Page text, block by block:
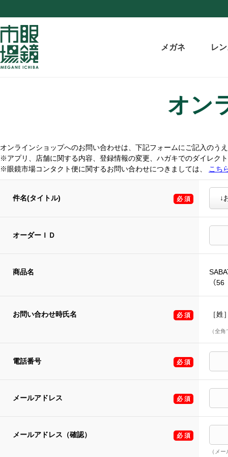
メガネ レ
オン
オンラインショップへのお問い合わせは、下記フォームにご記入のう
※アプリ、店舗に関する内容、登録情報の変更、ハガキでのダイレク
※眼鏡市場コンタクト便に関するお問い合わせにつきましては、
こち
件名(タイトル)
オーダーＩＤ
商品名
（
お問い合わせ時氏名 ［姓
（全
電話番号
メールアドレス
メールアドレス（確認）
（メ